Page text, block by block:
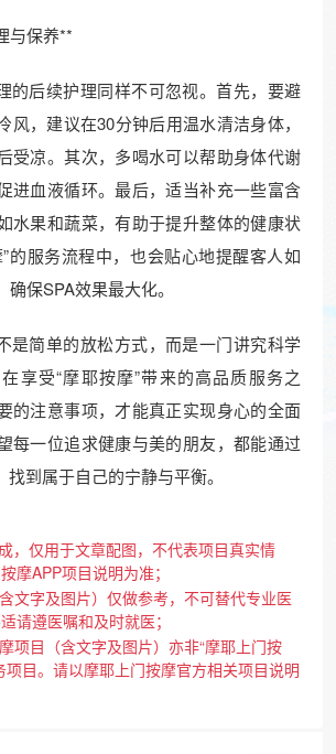
与保养**
的后续护理同样不可忽视。首先，要避
风，建议在30分钟后用温水清洁身体，
受凉。其次，多喝水可以帮助身体代谢
进血液循环。最后，适当补充一些富含
水果和蔬菜，有助于提升整体的健康状
的服务流程中，也会贴心地提醒客人如
保SPA效果最大化。
是简单的放松方式，而是一门讲究科学
享受“摩耶按摩”带来的高品质服务之
的注意事项，才能真正实现身心的全面
每一位追求健康与美的朋友，都能通过
到属于自己的宁静与平衡。
，仅用于文章配图，不代表项目真实情
摩APP项目说明为准；
文字及图片）仅做参考，不可替代专业医
请遵医嘱和及时就医；
项目（含文字及图片）亦非“摩耶上门按
项目。请以摩耶上门按摩官方相关项目说明